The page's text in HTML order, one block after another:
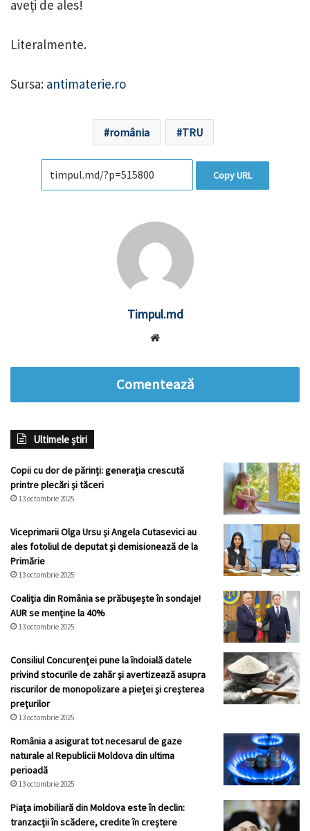
aveți de ales!
Literalmente.
Sursa: antimaterie.ro
românia TRU
Copy URL
Timpul.md
Comentează
Ultimele știri
Copii cu dor de părinți: generația crescută
printre plecări și tăceri
13 octombrie 2025
Viceprimarii Olga Ursu și Angela Cutasevici au
ales fotoliul de deputat și demisionează de la
Primărie
13 octombrie 2025
Coaliția din România se prăbușește în sondaje!
AUR se menține la 40%
13 octombrie 2025
Consiliul Concurenței pune la îndoială datele
privind stocurile de zahăr şi avertizează asupra
riscurilor de monopolizare a pieţei şi creşterea
preţurilor
13 octombrie 2025
România a asigurat tot necesarul de gaze
naturale al Republicii Moldova din ultima
perioadă
13 octombrie 2025
Piața imobiliară din Moldova este în declin:
tranzacții în scădere, credite în creștere